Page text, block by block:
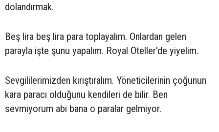
dolandırmak.
Beş lira beş lira para toplayalım. Onlardan gelen
parayla işte şunu yapalım. Royal Oteller'de yiyelim.
Sevgililerimizden kırıştıralım. Yöneticilerinin çoğunun
kara paracı olduğunu kendileri de bilir. Ben
sevmiyorum abi bana o paralar gelmiyor.